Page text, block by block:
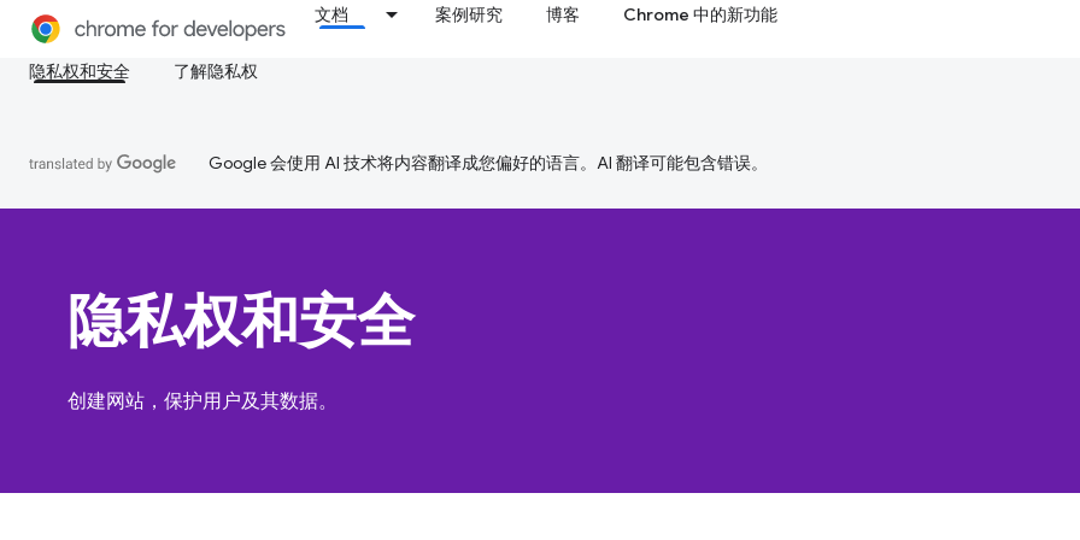
文档 案例研究 博客 Chrome 中的新功能
隐私权和安全 了解隐私权
Google 会使用 AI 技术将内容翻译成您偏好的语言。AI 翻译可能包含错误。
隐私权和安全
创建网站，保护用户及其数据。